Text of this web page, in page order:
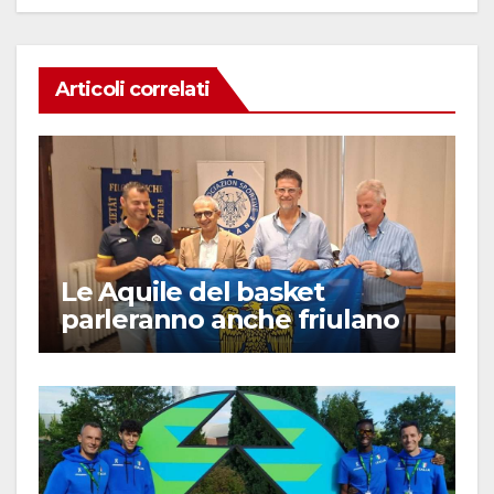
Articoli correlati
Le Aquile del basket
parleranno anche friulano